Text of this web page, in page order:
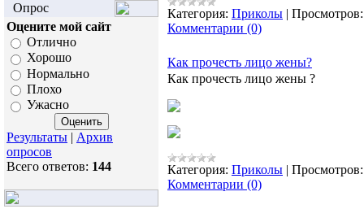
Опрос
Оцените мой сайт
Отлично
Хорошо
Нормально
Плохо
Ужасно
Результаты | Архив
опросов
Всего ответов: 144
Категория: Приколы | Просмотров:
Комментарии (0)
Как прочесть лицо жены?
Как прочесть лицо жены ?
Категория: Приколы | Просмотров:
Комментарии (0)